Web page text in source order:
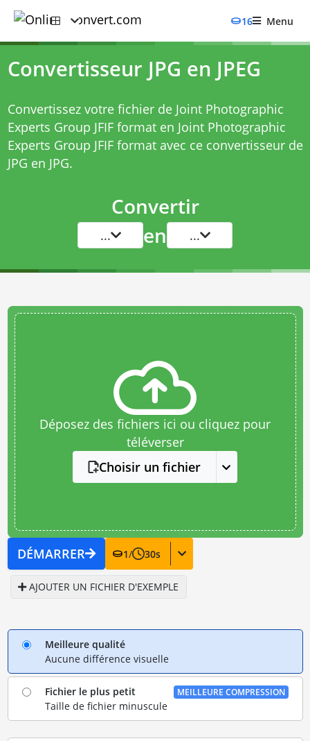
16 Menu
Convertisseur JPG en JPEG
Convertissez votre fichier de Joint Photographic
Experts Group JFIF format en Joint Photographic
Experts Group JFIF format avec ce convertisseur de
JPG en JPG.
Convertir
... en ...
Déposez des fichiers ici ou cliquez pour
téléverser
Choisir un fichier
DÉMARRER 1/ 30s
AJOUTER UN FICHIER D'EXEMPLE
Meilleure qualité
Aucune différence visuelle
Fichier le plus petit
Taille de fichier minuscule
MEILLEURE COMPRESSION